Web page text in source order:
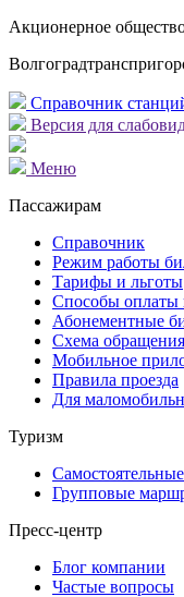
Акционерное
Справочник
Версия для
Меню
Пассажирам
Справочник
Режим работы
Тарифы и льготы
Способы оплаты
Абонементные
Схема
Мобильное
Правила проезда
Для
Туризм
Групповые
Пресс-центр
Блог компании
Частые вопросы